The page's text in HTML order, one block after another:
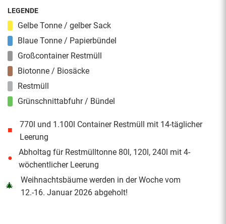
LEGENDE
Gelbe Tonne / gelber Sack
Blaue Tonne / Papierbündel
Großcontainer Restmüll
Biotonne / Biosäcke
Restmüll
Grünschnittabfuhr / Bündel
■
770l und 1.100l Container Restmüll mit 14-täglicher
Leerung
●
Abholtag für Restmülltonne 80l, 120l, 240l mit 4-
wöchentlicher Leerung
🎄
Weihnachtsbäume werden in der Woche vom
12.-16. Januar 2026 abgeholt!